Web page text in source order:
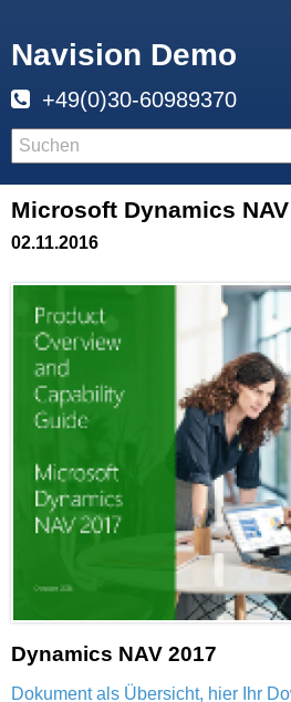
Navision Demo
+49(0)30-60989370
Microsoft Dynamics
02.11.2016
Dynamics NAV 2017
Dokument als Übersicht, hier Ihr